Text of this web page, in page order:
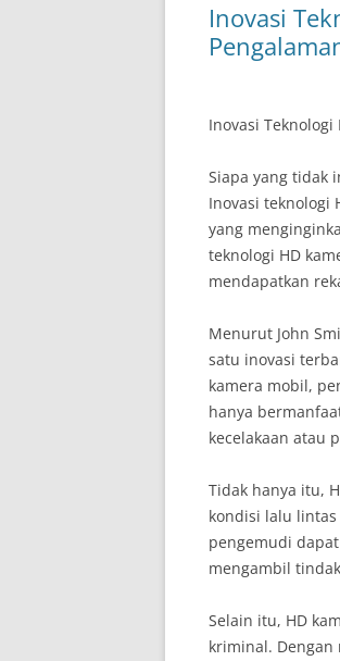
Inovasi
Inovasi
Siapa yang tidak
Inovasi teknologi
yang
teknologi HD
mendapatkan
Menurut John
satu inovasi
kamera mobil,
hanya
kecelakaan atau
Tidak hanya itu,
kondisi lalu
pengemudi
mengambil
Selain itu, HD
kriminal.